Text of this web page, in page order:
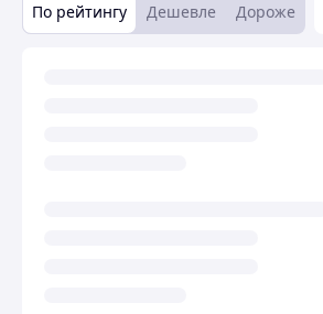
По рейтингу Дешевле Дороже